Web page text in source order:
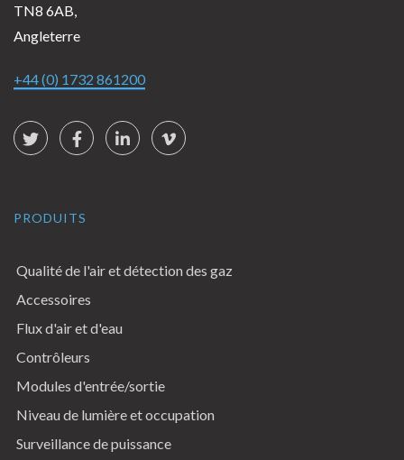
TN8 6AB,
Angleterre
+44 (0) 1732 861200
Social Links
TwitterFacebookLinkedInvimeo
PRODUITS
Qualité de l'air et détection des gaz
Accessoires
Flux d'air et d'eau
Contrôleurs
Modules d'entrée/sortie
Niveau de lumière et occupation
Surveillance de puissance